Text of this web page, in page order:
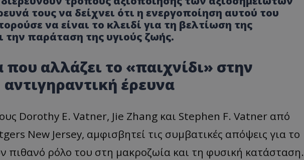
τους να δείχνει ότι η ενεργοποίηση αυτού του
να είναι το κλειδί για τη βελτίωση της
την παράταση της υγιούς ζωής.
που αλλάζει το «παιχνίδι» στην
αντιγηραντική έρευνα
Dorothy E. Vatner, Jie Zhang και Stephen F. Vatner από
New Jersey, αμφισβητεί τις συμβατικές απόψεις για το
πιθανό ρόλο του στη μακροζωία και τη φυσική κατάσταση.